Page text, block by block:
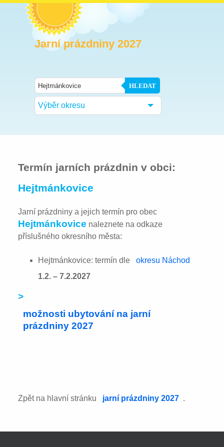
Jarní prázdniny 2027
HLEDAT
Výběr okresu
Termín jarních prázdnin v obci:
Hejtmánkovice
Jarní prázdniny a jejich termín pro obec
Hejtmánkovice naleznete na odkaze
příslušného okresního města:
Hejtmánkovice: termín dle
okresu Náchod
1.2. – 7.2.2027
>
možnosti ubytování na jarní
prázdniny 2027
Zpět na hlavní stránku jarní prázdniny 2027 .